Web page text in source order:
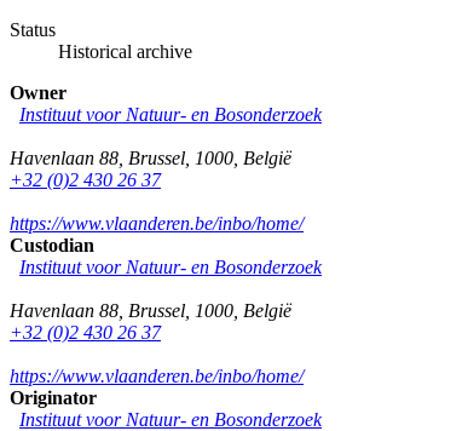
Status
Historical archive
Owner
Instituut voor Natuur- en Bosonderzoek
Havenlaan 88 Brussel 1000 België
+32 (0)2 430 26 37
https://www.vlaanderen.be/inbo/home/
Custodian
Instituut voor Natuur- en Bosonderzoek
Havenlaan 88 Brussel 1000 België
+32 (0)2 430 26 37
https://www.vlaanderen.be/inbo/home/
Originator
Instituut voor Natuur- en Bosonderzoek